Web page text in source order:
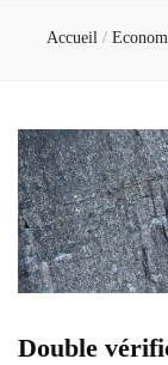
Accueil /
Double